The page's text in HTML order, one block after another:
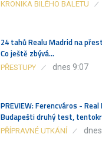
KRONIKA BILÉHO BALETU
24 tahů Realu Madrid na
Co ještě zbývá…
PŘESTUPY dnes 9:07
PREVIEW: Ferencváros -
Budapešti druhý test,
PŘÍPRAVNÉ UTKÁNÍ